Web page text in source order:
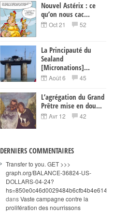
Nouvel Astérix : ce
qu’on nous cac...
Oct 21 52
La Principauté du
Sealand
[Micronations]...
Août 6 45
L’agrégation du Grand
Prêtre mise en dou...
Avr 12 42
DERNIERS COMMENTAIRES
Transfer to you. GET >>>
graph.org/BALANCE-36824-US-
DOLLARS-04-24?
hs=850e0c46d0029484b6cfb4b4e614a3c5&
dansVaste campagne contre la
prolifération des nourrissons